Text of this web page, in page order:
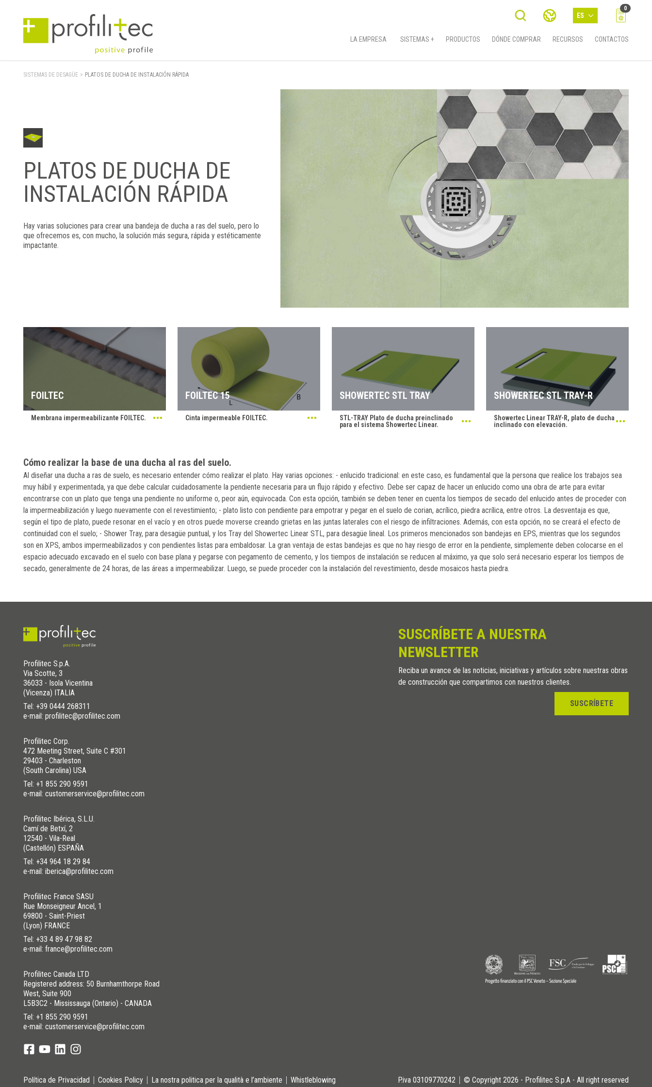
ES
0
LA EMPRESA SISTEMAS + PRODUCTOS DÓNDE COMPRAR RECURSOS CONTACTOS
SISTEMAS DE DESAGÜE > PLATOS DE DUCHA DE INSTALACIÓN RÁPIDA
PLATOS DE DUCHA DE
INSTALACIÓN RÁPIDA
Hay varias soluciones para crear una bandeja de ducha a ras del suelo, pero lo
que ofrecemos es, con mucho, la solución más segura, rápida y estéticamente
impactante.
FOILTEC
Membrana impermeabilizante FOILTEC.
FOILTEC 15
Cinta impermeable FOILTEC.
SHOWERTEC STL TRAY
STL-TRAY Plato de ducha preinclinado
para el sistema Showertec Linear.
SHOWERTEC STL TRAY-R
Showertec Linear TRAY-R, plato de ducha
inclinado con elevación.
Cómo realizar la base de una ducha al ras del suelo.
Al diseñar una ducha a ras de suelo, es necesario entender cómo realizar el plato. Hay varias opciones: - enlucido tradicional: en este caso, es fundamental que la persona que realice los trabajos sea
muy hábil y experimentada, ya que debe calcular cuidadosamente la pendiente necesaria para un flujo rápido y efectivo. Debe ser capaz de hacer un enlucido como una obra de arte para evitar
encontrarse con un plato que tenga una pendiente no uniforme o, peor aún, equivocada. Con esta opción, también se deben tener en cuenta los tiempos de secado del enlucido antes de proceder con
la impermeabilización y luego nuevamente con el revestimiento; - plato listo con pendiente para empotrar y pegar en el suelo de corian, acrílico, piedra acrílica, entre otros. La desventaja es que,
según el tipo de plato, puede resonar en el vacío y en otros puede moverse creando grietas en las juntas laterales con el riesgo de infiltraciones. Además, con esta opción, no se creará el efecto de
continuidad con el suelo; - Shower Tray, para desagüe puntual, y los Tray del Showertec Linear STL, para desagüe lineal. Los primeros mencionados son bandejas en EPS, mientras que los segundos
son en XPS, ambos impermeabilizados y con pendientes listas para embaldosar. La gran ventaja de estas bandejas es que no hay riesgo de error en la pendiente, simplemente deben colocarse en el
espacio adecuado excavado en el suelo con base plana y pegarse con pegamento de cemento, y los tiempos de instalación se reducen al máximo, ya que solo será necesario esperar los tiempos de
secado, generalmente de 24 horas, de las áreas a impermeabilizar. Luego, se puede proceder con la instalación del revestimiento, desde mosaicos hasta piedra.
Profilitec S.p.A.
Via Scotte, 3
36033 - Isola Vicentina
(Vicenza) ITALIA
Tel: +39 0444 268311
e-mail: profilitec@profilitec.com
Profilitec Corp.
472 Meeting Street, Suite C #301
29403 - Charleston
(South Carolina) USA
Tel: +1 855 290 9591
e-mail: customerservice@profilitec.com
Profilitec Ibérica, S.L.U.
Camí de Betxí, 2
12540 - Vila-Real
(Castellón) ESPAÑA
Tel: +34 964 18 29 84
e-mail: iberica@profilitec.com
Profilitec France SASU
Rue Monseigneur Ancel, 1
69800 - Saint-Priest
(Lyon) FRANCE
Tel: +33 4 89 47 98 82
e-mail: france@profilitec.com
Profilitec Canada LTD
Registered address: 50 Burnhamthorpe Road
West, Suite 900
L5B3C2 - Mississauga (Ontario) - CANADA
Tel: +1 855 290 9591
e-mail: customerservice@profilitec.com
SUSCRÍBETE A NUESTRA
NEWSLETTER
Reciba un avance de las noticias, iniciativas y artículos sobre nuestras obras
de construcción que compartimos con nuestros clientes.
SUSCRÍBETE
Política de Privacidad Cookies Policy La nostra politica per la qualità e l’ambiente Whistleblowing P.iva 03109770242 © Copyright 2026 - Profilitec S.p.A - All right reserved